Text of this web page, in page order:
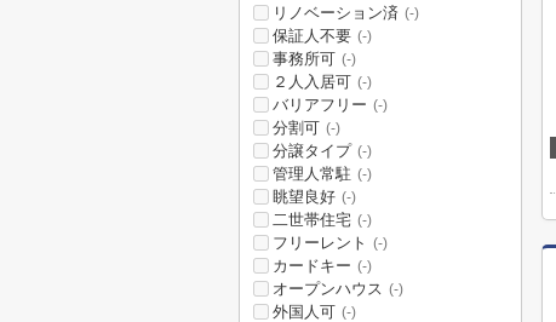
リノベーション済 (-)
保証人不要 (-)
事務所可 (-)
２人入居可 (-)
バリアフリー (-)
分割可 (-)
分譲タイプ (-)
管理人常駐 (-)
眺望良好 (-)
二世帯住宅 (-)
フリーレント (-)
カードキー (-)
オープンハウス (-)
外国人可 (-)